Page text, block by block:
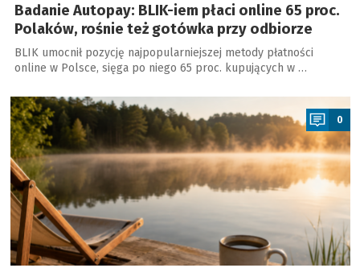
Badanie Autopay: BLIK-iem płaci online 65 proc.
Polaków, rośnie też gotówka przy odbiorze
BLIK umocnił pozycję najpopularniejszej metody płatności
online w Polsce, sięga po niego 65 proc. kupujących w …
a
0